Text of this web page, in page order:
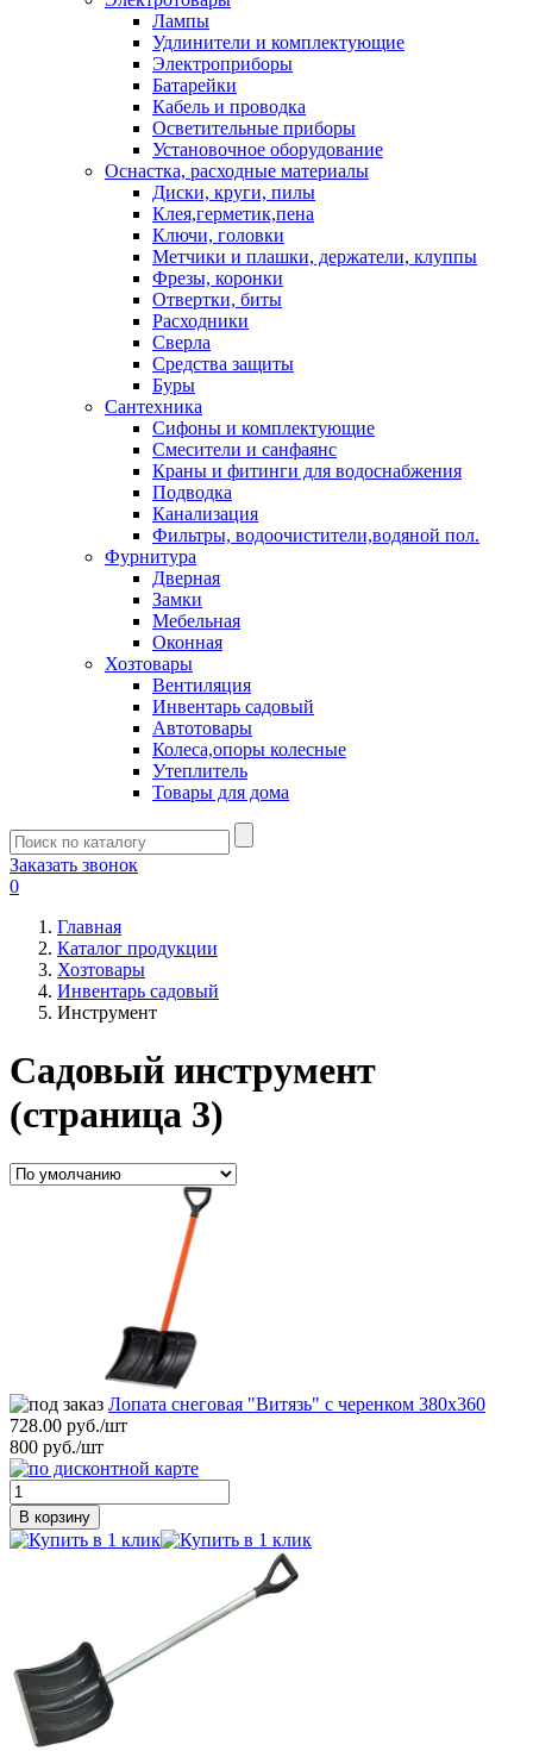
Лампы
Удлинители и комплектующие
Электроприборы
Батарейки
Кабель и проводка
Осветительные приборы
Установочное оборудование
Оснастка, расходные материалы
Диски, круги, пилы
Клея,герметик,пена
Ключи, головки
Метчики и плашки, держатели, клуппы
Фрезы, коронки
Отвертки, биты
Расходники
Сверла
Средства защиты
Буры
Сантехника
Сифоны и комплектующие
Смесители и санфаянс
Краны и фитинги для водоснабжения
Подводка
Канализация
Фильтры, водоочистители,водяной пол.
Фурнитура
Дверная
Замки
Мебельная
Оконная
Хозтовары
Вентиляция
Инвентарь садовый
Автотовары
Колеса,опоры колесные
Утеплитель
Товары для дома
Заказать звонок
0
Главная
Каталог продукции
Хозтовары
Инвентарь садовый
Инструмент
Садовый инструмент
(страница 3)
Лопата снеговая "Витязь" с черенком 380х360
728.00 руб./шт
800 руб./шт
В корзину